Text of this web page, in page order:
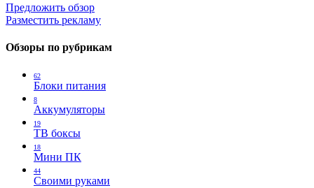
Предложить обзор
Разместить рекламу
Обзоры по рубрикам
62
Блоки питания
8
Аккумуляторы
19
ТВ боксы
18
Мини ПК
44
Своими руками